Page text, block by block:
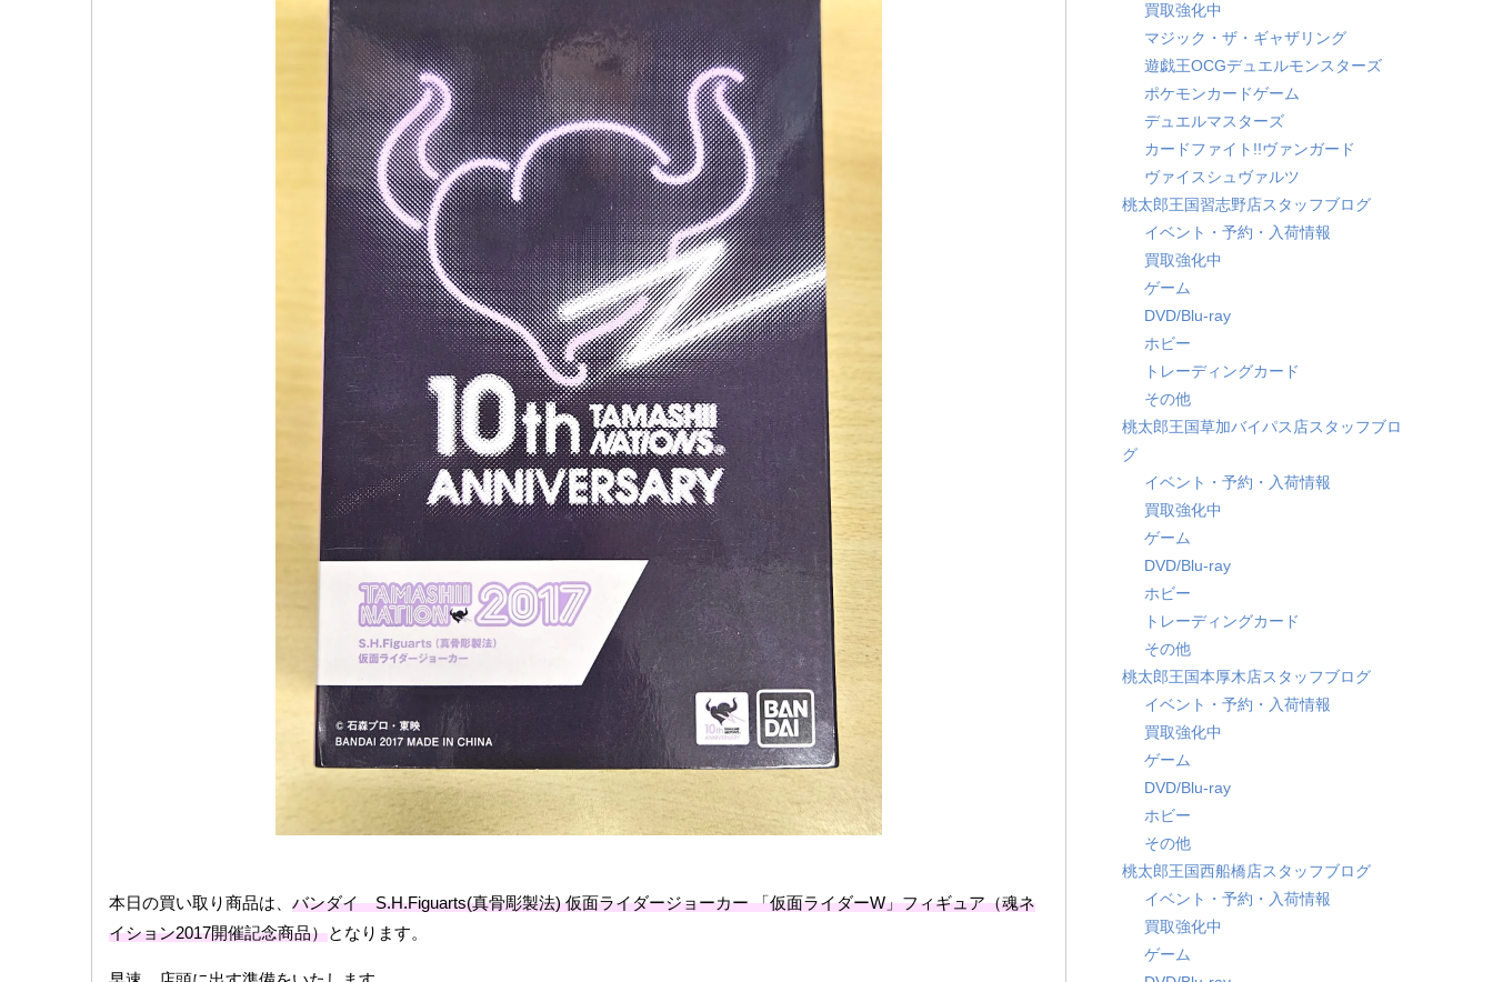
本日の買い取り商品は、 バンダイ S.H.Figuarts(真骨彫製法) ​仮面ライダージョーカー ​「仮面ライダーW」フィギュア（魂ネ
イション2017開催記念商品）となります。
買取強化中
マジック・ザ・ギャザリング
遊戯王OCGデュエルモンスターズ
ポケモンカードゲーム
デュエルマスターズ
カードファイト!!ヴァンガード
ヴァイスシュヴァルツ
桃太郎王国習志野店スタッフブログ
イベント・予約・入荷情報
買取強化中
ゲーム
DVD/Blu-ray
ホビー
トレーディングカード
その他
桃太郎王国草加バイパス店スタッフブロ
グ
イベント・予約・入荷情報
買取強化中
ゲーム
DVD/Blu-ray
ホビー
トレーディングカード
その他
桃太郎王国本厚木店スタッフブログ
イベント・予約・入荷情報
買取強化中
ゲーム
DVD/Blu-ray
ホビー
その他
桃太郎王国西船橋店スタッフブログ
イベント・予約・入荷情報
買取強化中
ゲーム